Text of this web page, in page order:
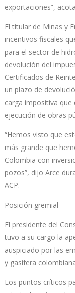
exportaciones”,
El titular de Minas y
incentivos fiscales
para el sector de
devolución del
Certificados de
un plazo de
carga impositiva que
ejecución de obras
“Hemos visto que
más grande que
Colombia con
pozos”, dijo Arce
ACP.
Posición gremial
El presidente del
tuvo a su cargo la
auspiciado por las
y gasífera
Los puntos críticos